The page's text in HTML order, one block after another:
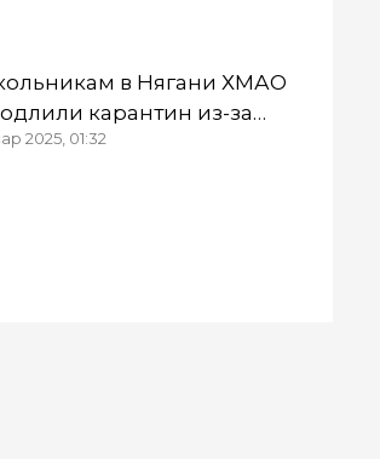
в Нягани ХМАО
карантин из-за
2025, 01:32